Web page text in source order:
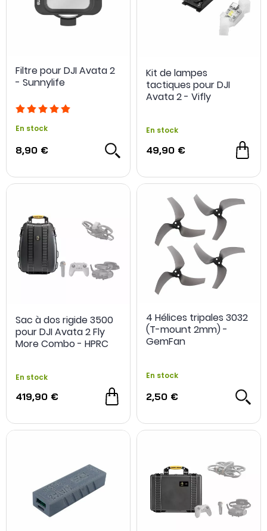
Filtre pour DJI Avata 2
- Sunnylife
En stock
8,90 €
Kit de lampes
tactiques pour DJI
Avata 2 - Vifly
En stock
49,90 €
Sac à dos rigide 3500
pour DJI Avata 2 Fly
More Combo - HPRC
En stock
419,90 €
4 Hélices tripales 3032
(T-mount 2mm) -
GemFan
En stock
2,50 €